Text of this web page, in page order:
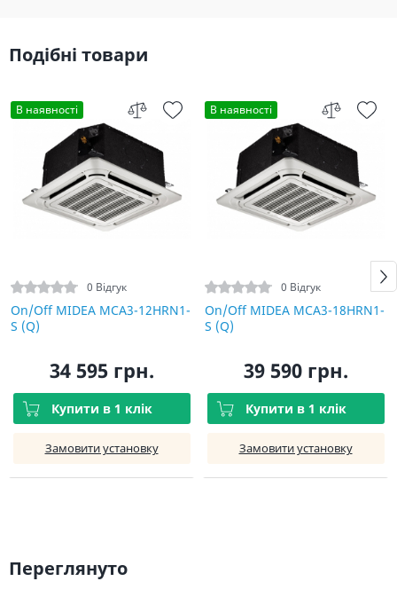
Подібні товари
В наявності
0 Відгук
On/Off MIDEA MCA3-12HRN1-
S (Q)
34 595 грн.
Купити в 1 клік
Замовити установку
В наявності
0 Відгук
On/Off MIDEA MCA3-18HRN1-
S (Q)
39 590 грн.
Купити в 1 клік
Замовити установку
Переглянуто